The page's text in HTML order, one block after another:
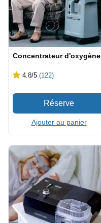
Concentrateur d'oxygène
4.8/5 (122)
Ajouter au panier